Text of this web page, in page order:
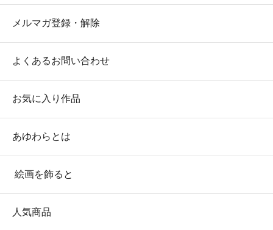
メルマガ登録・解除
よくあるお問い合わせ
お気に入り作品
あゆわらとは
絵画を飾ると
人気商品